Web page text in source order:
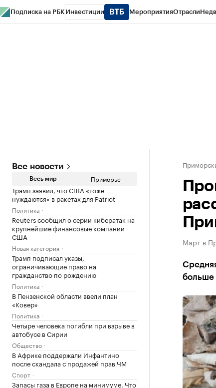
Подписка на РБК Инвестиции МероприятияОтрасли
Все новости
Весь мир Приморье
Трамп заявил, что США «тоже
нуждаются» в ракетах для Patriot
Политика
Reuters сообщил о серии кибератак на
крупнейшие финансовые компании
США
Новая категория
Трамп подписал указы,
ограничивающие право на
гражданство по рождению
Политика
В Пензенской области ввели план
«Ковер»
Политика
Четыре человека погибли при взрыве в
автобусе в Сирии
Общество
В Африке поддержали Инфантино
после скандала с продажей прав ЧМ
Спорт
Запасы газа в Европе на минимуме. Что
Март в